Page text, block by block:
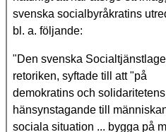
svenska socialbyråkratins
bl. a. följande:
"Den svenska
retoriken, syftade till att "på
demokratins och
hänsynstagande till
sociala situation ... bygga på